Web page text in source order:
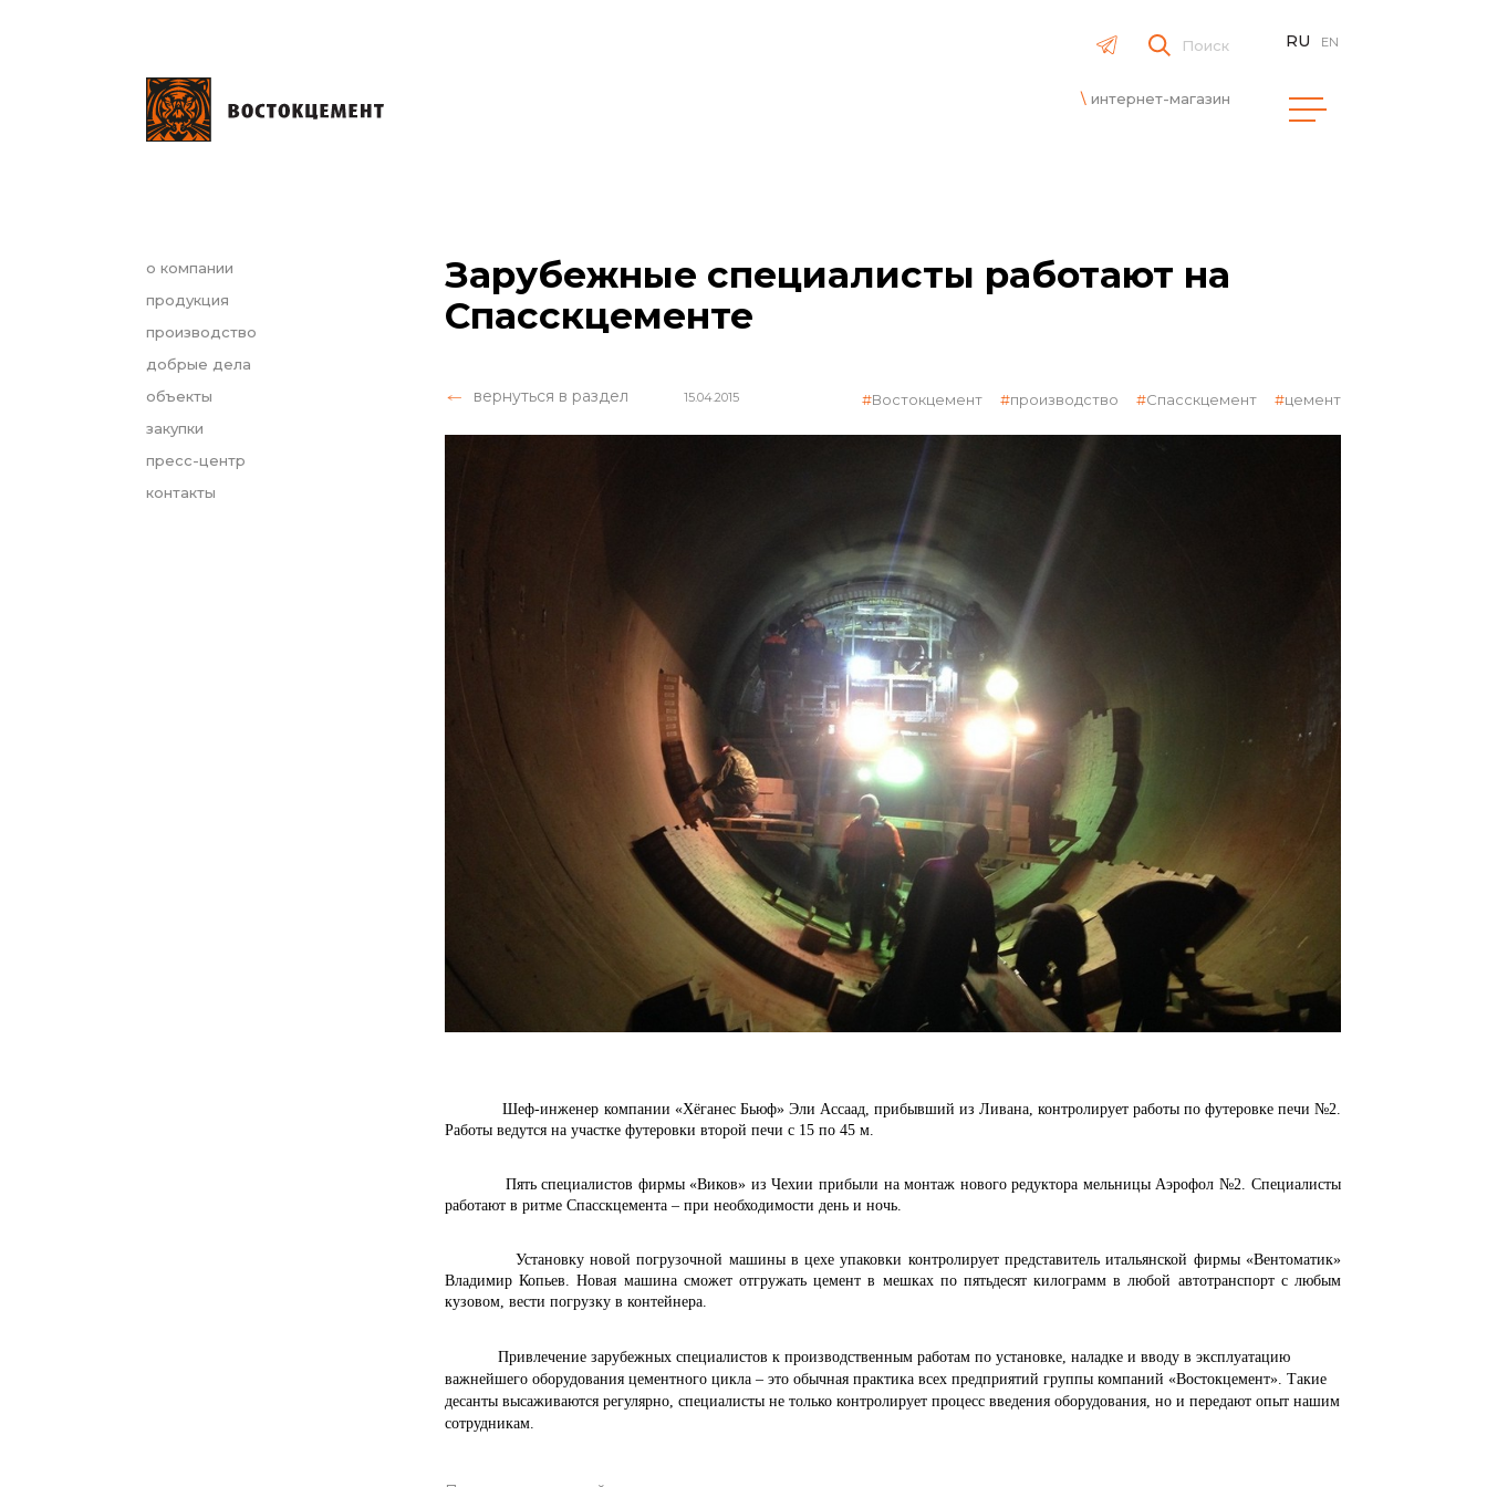
Поиск
интернет-магазин
RU EN
о компании
продукция
производство
добрые дела
объекты
закупки
пресс-центр
контакты
Зарубежные специалисты работают на
Спасскцементе
вернуться в раздел 15.04.2015 Востокцемент производство Спасскцемент цемент
Шеф-инженер компании «Хёганес Бьюф» Эли Ассаад, прибывший из Ливана, контролирует работы по футеровке печи №2.
Работы ведутся на участке футеровки второй печи с 15 по 45 м.
Пять специалистов фирмы «Виков» из Чехии прибыли на монтаж нового редуктора мельницы Аэрофол №2. Специалисты
работают в ритме Спасскцемента – при необходимости день и ночь.
Установку новой погрузочной машины в цехе упаковки контролирует представитель итальянской фирмы «Вентоматик»
Владимир Копьев. Новая машина сможет отгружать цемент в мешках по пятьдесят килограмм в любой автотранспорт с любым
кузовом, вести погрузку в контейнера.
Привлечение зарубежных специалистов к производственным работам по установке, наладке и вводу в эксплуатацию
важнейшего оборудования цементного цикла – это обычная практика всех предприятий группы компаний «Востокцемент». Такие
десанты высаживаются регулярно, специалисты не только контролирует процесс введения оборудования, но и передают опыт нашим
сотрудникам.